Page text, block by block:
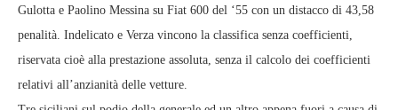
Gulotta e Paolino Messina su Fiat 600 del ‘55 con un distacco di 43,58
penalità. Indelicato e Verza vincono la classifica senza coefficienti,
riservata cioè alla prestazione assoluta, senza il calcolo dei coefficienti
relativi all’anzianità delle vetture.